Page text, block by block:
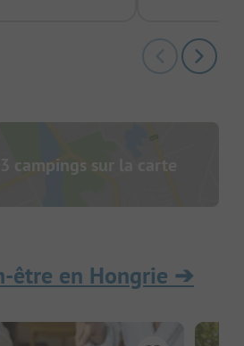
campings sur la carte
être en Hongrie ➔